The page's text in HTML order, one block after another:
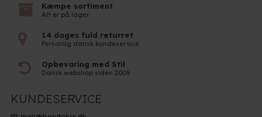
Kæmpe sortiment
Alt er på lager
14 dages fuld returret
Personlig dansk kundeservice
Opbevaring med Stil
Dansk webshop siden 2005
KUNDESERVICE